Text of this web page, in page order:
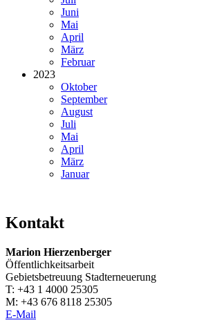
Juni
Mai
April
März
Februar
2023
Oktober
September
August
Juli
Mai
April
März
Januar
Kontakt
Marion Hierzenberger
Öffentlichkeitsarbeit
Gebietsbetreuung Stadterneuerung
T: +43 1 4000 25305
M: +43 676 8118 25305
E-Mail